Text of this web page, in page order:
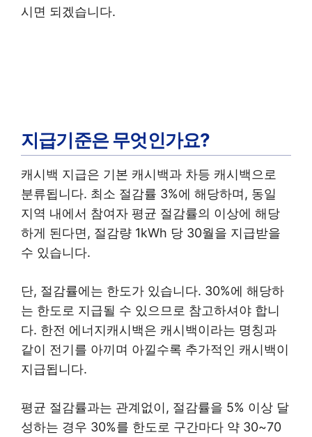
시면 되겠습니다.
지급기준은 무엇인가요?
캐시백 지급은 기본 캐시백과 차등 캐시백으로
분류됩니다. 최소 절감률 3%에 해당하며, 동일
지역 내에서 참여자 평균 절감률의 이상에 해당
하게 된다면, 절감량 1kWh 당 30월을 지급받을
수 있습니다.
단, 절감률에는 한도가 있습니다. 30%에 해당하
는 한도로 지급될 수 있으므로 참고하셔야 합니
다. 한전 에너지캐시백은 캐시백이라는 명칭과
같이 전기를 아끼며 아낄수록 추가적인 캐시백이
지급됩니다.
평균 절감률과는 관계없이, 절감률을 5% 이상 달
성하는 경우 30%를 한도로 구간마다 약 30~70